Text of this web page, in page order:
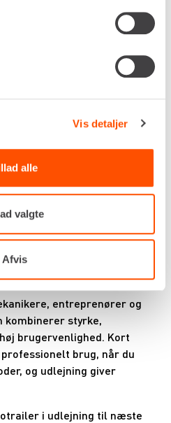
Vis detaljer
alle
valgte
Afvis
i stærke stålprofiler
lifte, minilæssere mv.
du lejer en autotrailer,
Mange modeller
du arbejder alene eller
fra
til afhentning
flytning af
entreprenører og
kombinerer styrke,
brugervenlighed. Kort
brug, når du
og udlejning giver
i udlejning til næste